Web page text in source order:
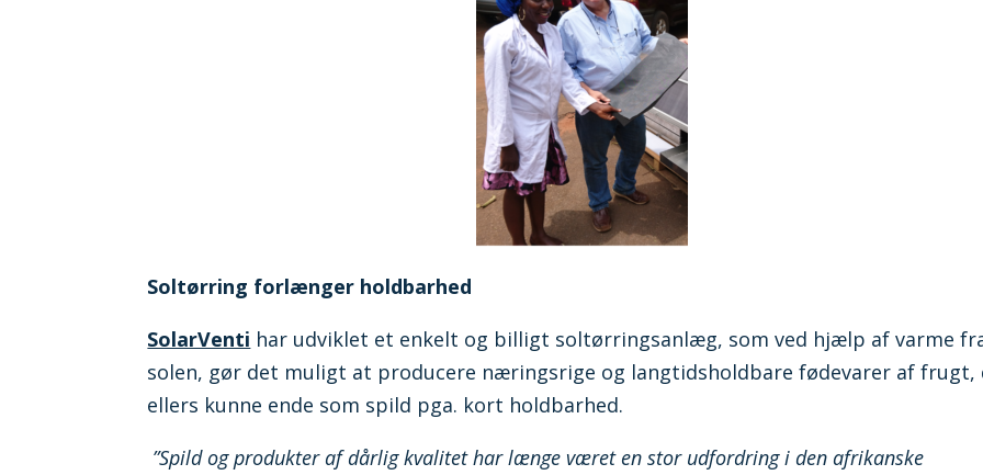
Soltørring forlænger holdbarhed
SolarVenti har udviklet et enkelt og billigt soltørringsanlæg, som ved hjælp af varme
solen, gør det muligt at producere næringsrige og langtidsholdbare fødevarer af frugt,
ellers kunne ende som spild pga. kort holdbarhed.
”Spild og produkter af dårlig kvalitet har længe været en stor udfordring i den afrikanske